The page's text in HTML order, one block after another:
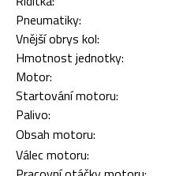
Pneumatiky:
Vnější obrys kol:
Hmotnost jednotky:
Motor:
Startování motoru:
Palivo:
Obsah motoru:
Válec motoru: